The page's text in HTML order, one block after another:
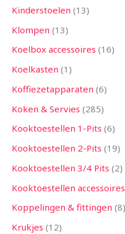
Kinderstoelen 13
Klompen 13
Koelbox accessoires 16
Koelkasten 1
Koffiezetapparaten 6
Koken & Servies 285
Kooktoestellen 1-Pits 6
Kooktoestellen 2-Pits 19
Kooktoestellen 3/4 Pits 2
Kooktoestellen accessoires
Koppelingen & fittingen 8
Krukjes 12